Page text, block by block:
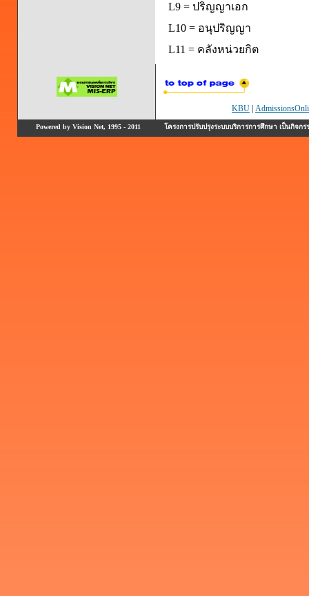
L9 = ปริญญาเอก
L10 = อนุปริญญา
L11 = คลังหน่วยกิต
KBU
Powered by Vision Net, 1995 - 2011 โครงการปรับปรุงระบบบริการการศึกษา เป็นกิ